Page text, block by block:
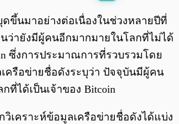
0:00
ดขึ้นมาอย่างต่อเนื่องในช่วงหลายปีที่
ว่ายังมีผู้คนอีกมากมายในโลกที่ไม่ได้
ซึ่งการประมาณการที่รวบรวมโดย
ครือข่ายชื่อดังระบุว่า ปัจจุบันมีผู้คน
ที่ได้เป็นเจ้าของ Bitcoin
วิเคราะห์ข้อมูลเครือข่ายชื่อดังได้แบ่ง